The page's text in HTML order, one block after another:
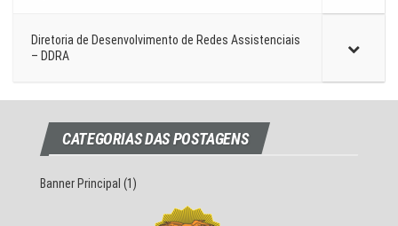
Diretoria de Desenvolvimento de Redes Assistenciais
– DDRA
CATEGORIAS DAS POSTAGENS
Banner Principal (1)